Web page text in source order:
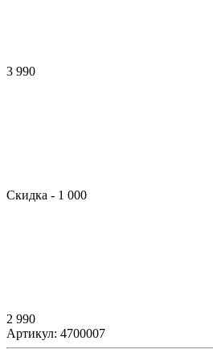
3 990
Скидка - 1 000
2 990
Артикул: 4700007